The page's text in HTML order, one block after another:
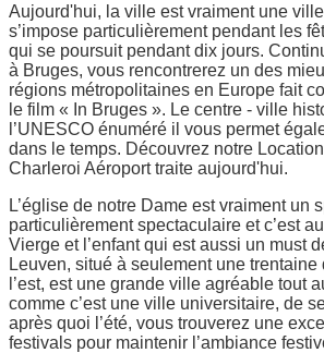
Aujourd'hui, la ville est vraiment une
s’impose particulièrement pendant les
qui se poursuit pendant dix jours.
à Bruges, vous rencontrerez un des
régions métropolitaines en Europe fait
le film « In Bruges ». Le centre - ville
l’UNESCO énuméré il vous permet
dans le temps. Découvrez notre
Charleroi Aéroport traite aujourd'hui.
L’église de notre Dame est vraiment un
particulièrement spectaculaire et c’est
Vierge et l’enfant qui est aussi un must
Leuven, situé à seulement une
l’est, est une grande ville agréable tout
comme c’est une ville universitaire, de
après quoi l’été, vous trouverez une
festivals pour maintenir l’ambiance